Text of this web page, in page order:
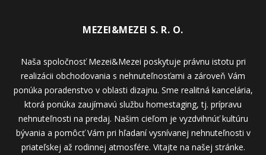
MEZEI&MEZEI S. R. O.
Naša spoločnosť Mezei&Mezei poskytuje právnu istotu pri
realizácii obchodovania s nehnuteľnosťami a zároveň Vám
ponúka poradenstvo v oblasti dizajnu. Sme realitná kancelária,
ktorá ponúka zaujímavú službu homestaging, tj. prípravu
nehnuteľnosti na predaj. Našim cieľom je vyzdvihnúť kultúru
bývania a pomôcť Vám pri hľadaní vysnívanej nehnuteľnosti v
priateľskej až rodinnej atmosfére. Vitajte na našej stránke.